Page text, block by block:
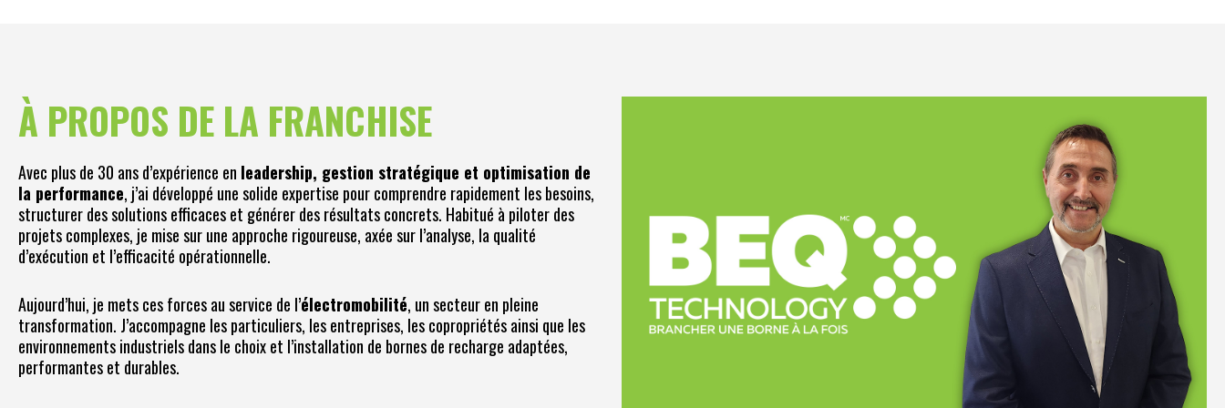
À PROPOS DE LA FRANCHISE
Avec plus de 30 ans d’expérience en leadership, gestion stratégique et optimisation de
la performance, j’ai développé une solide expertise pour comprendre rapidement les besoins,
structurer des solutions efficaces et générer des résultats concrets. Habitué à piloter des
projets complexes, je mise sur une approche rigoureuse, axée sur l’analyse, la qualité
d’exécution et l’efficacité opérationnelle.
Aujourd’hui, je mets ces forces au service de l’électromobilité, un secteur en pleine
transformation. J’accompagne les particuliers, les entreprises, les copropriétés ainsi que les
environnements industriels dans le choix et l’installation de bornes de recharge adaptées,
performantes et durables.